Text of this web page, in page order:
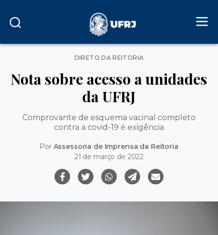
Categorias
DIRETO DA REITORIA
Nota sobre acesso a unidades
da UFRJ
Comprovante de esquema vacinal completo
contra a covid-19 é exigência
Por Assessoria de Imprensa da Reitoria
21 de março de 2022